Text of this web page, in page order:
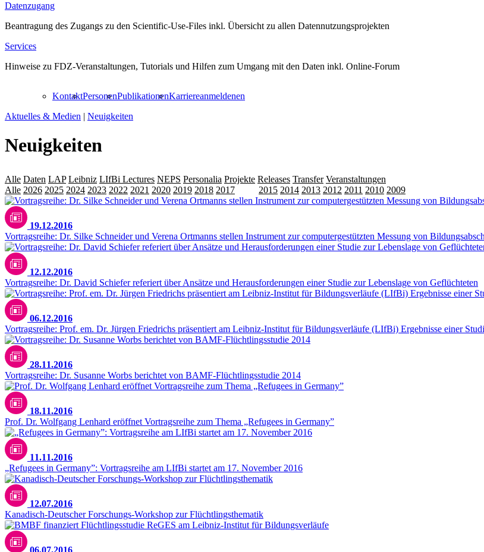
Datenzugang
Beantragung des Zugangs zu den Scientific-Use-Files inkl. Übersicht zu allen Datennutzungsprojekten
Services
Hinweise zu FDZ-Veranstaltungen, Tutorials und Hilfen zum Umgang mit den Daten inkl. Online-Forum
KontaktPersonenPublikationenKarriereanmeldenen
Aktuelles & Medien | Neuigkeiten
Neuigkeiten
Alle Daten LAP Leibniz LIfBi Lectures NEPS Personalia Projekte Releases Transfer Veranstaltungen
Alle 2026 2025 2024 2023 2022 2021 2020 2019 2018 2017 2015 2014 2013 2012 2011 2010 2009
19.12.2016
Vortragsreihe: Dr. Silke Schneider und Verena Ortmanns stellen Instrument zur computergestützten Messung von
12.12.2016
Vortragsreihe: Dr. David Schiefer referiert über Ansätze und Herausforderungen einer Studie zur Lebenslage von Geflüchteten
06.12.2016
Vortragsreihe: Prof. em. Dr. Jürgen Friedrichs präsentiert am Leibniz-Institut für Bildungsverläufe (LIfBi) Ergebnisse einer
28.11.2016
Vortragsreihe: Dr. Susanne Worbs berichtet von BAMF-Flüchtlingsstudie 2014
18.11.2016
Prof. Dr. Wolfgang Lenhard eröffnet Vortragsreihe zum Thema „Refugees in Germany”
11.11.2016
„Refugees in Germany”: Vortragsreihe am LIfBi startet am 17. November 2016
12.07.2016
Kanadisch-Deutscher Forschungs-Workshop zur Flüchtlingsthematik